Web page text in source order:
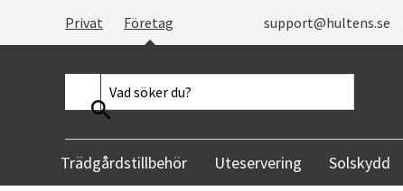
Privat Företag support@hultens.se
Trädgårdstillbehör Uteservering Solskydd